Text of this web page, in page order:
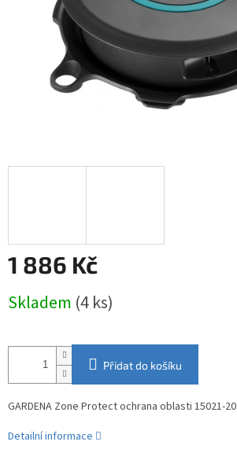
1 886 Kč
cena:
Skladem (4 ks)
Přidat do košíku
GARDENA Zone Protect ochrana oblasti 15021-20
Detailní informace